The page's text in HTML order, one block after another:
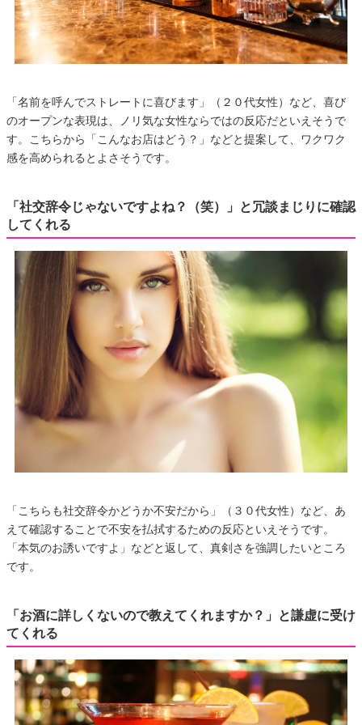
「名前を呼んでストレートに喜びます」（２０代女性）など、喜び
のオープンな表現は、ノリ気な女性ならではの反応だといえそうで
す。こちらから「こんなお店はどう？」などと提案して、ワクワク
感を高められるとよさそうです。
「社交辞令じゃないですよね？（笑）」と冗談まじりに確認
してくれる
「こちらも社交辞令かどうか不安だから」（３０代女性）など、あ
えて確認することで不安を払拭するための反応といえそうです。
「本気のお誘いですよ」などと返して、真剣さを強調したいところ
です。
「お酒に詳しくないので教えてくれますか？」と謙虚に受け
てくれる